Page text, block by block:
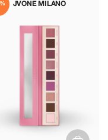
JVONE MILANO